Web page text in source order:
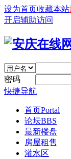
设为首页收藏本站
开启辅助访问
密码
快捷导航
首页Portal
论坛BBS
最新楼盘
房屋租售
灌水区